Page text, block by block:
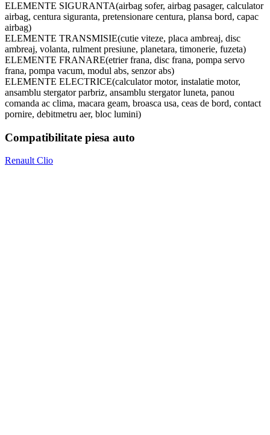
ELEMENTE SIGURANTA(airbag sofer, airbag pasager, calculator
airbag, centura siguranta, pretensionare centura, plansa bord, capac
airbag)
ELEMENTE TRANSMISIE(cutie viteze, placa ambreaj, disc
ambreaj, volanta, rulment presiune, planetara, timonerie, fuzeta)
ELEMENTE FRANARE(etrier frana, disc frana, pompa servo
frana, pompa vacum, modul abs, senzor abs)
ELEMENTE ELECTRICE(calculator motor, instalatie motor,
ansamblu stergator parbriz, ansamblu stergator luneta, panou
comanda ac clima, macara geam, broasca usa, ceas de bord, contact
pornire, debitmetru aer, bloc lumini)
Compatibilitate piesa auto
Renault Clio